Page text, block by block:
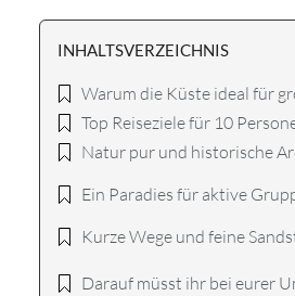
INHALTSVERZEICHNIS
Warum die Küste ideal für
Top Reiseziele für 10
Natur pur und historische
Ein Paradies für aktive
Kurze Wege und feine
Darauf müsst ihr bei eurer